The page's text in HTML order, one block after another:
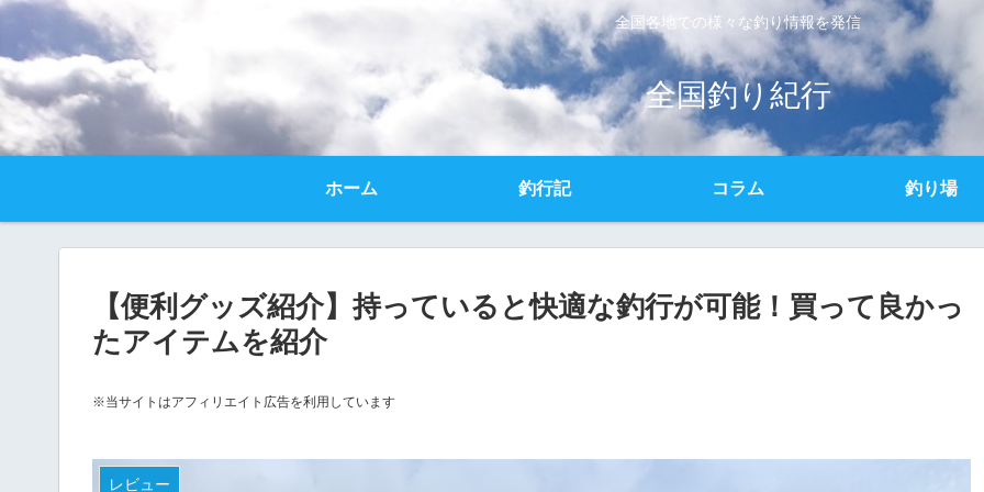
全国各地での様々な釣り情報を発信
全国釣り紀行
ホーム 釣行記 コラム 釣り場
【便利グッズ紹介】持っていると快適な釣行が可能！買って良かっ
たアイテムを紹介
※当サイトはアフィリエイト広告を利用しています
レビュー